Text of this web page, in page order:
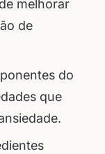
melhorar
de
do
que